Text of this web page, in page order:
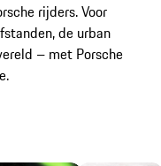
rijders. Voor
de urban
– met Porsche